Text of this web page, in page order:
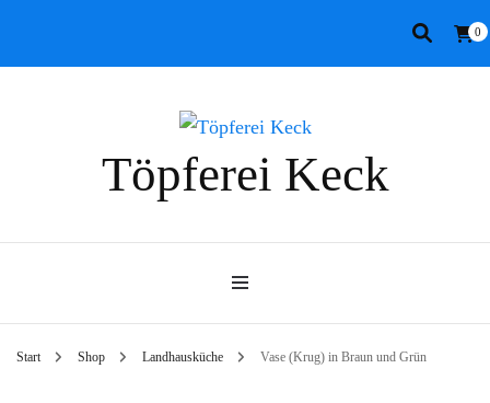
0
Töpferei Keck
Start Shop Landhausküche Vase (Krug) in Braun und Grün